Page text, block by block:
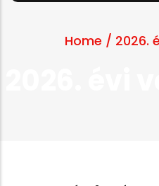
Home / 2026.